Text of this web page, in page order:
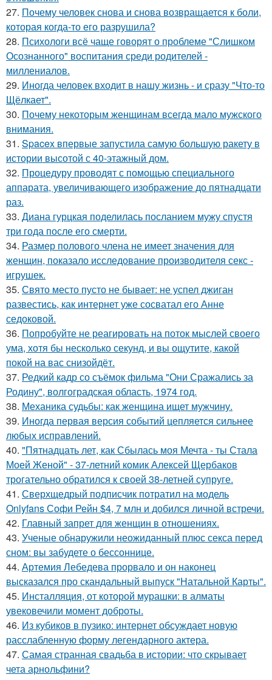
27. Почему человек снова и снова возвращается к боли,
которая когда-то его разрушила?
28. Психологи всё чаще говорят о проблеме "Слишком
Осознанного" воспитания среди родителей -
миллениалов.
29. Иногда человек входит в нашу жизнь - и сразу "Что-то
Щёлкает".
30. Почему некоторым женщинам всегда мало мужского
внимания.
31. Spacex впервые запустила самую большую ракету в
истории высотой с 40-этажный дом.
32. Процедуру проводят с помощью специального
аппарата, увеличивающего изображение до пятнадцати
раз.
33. Диана гурцкая поделилась посланием мужу спустя
три года после его смерти.
34. Размер полового члена не имеет значения для
женщин, показало исследование производителя секс -
игрушек.
35. Свято место пусто не бывает: не успел джиган
развестись, как интернет уже сосватал его Анне
седоковой.
36. Попробуйте не реагировать на поток мыслей своего
ума, хотя бы несколько секунд, и вы ощутите, какой
покой на вас снизойдёт.
37. Редкий кадр со съёмок фильма "Они Сражались за
Родину", волгоградская область, 1974 год.
38. Механика судьбы: как женщина ищет мужчину.
39. Иногда первая версия событий цепляется сильнее
любых исправлений.
40. "Пятнадцать лет, как Сбылась моя Мечта - ты Стала
Моей Женой" - 37-летний комик Алексей Щербаков
трогательно обратился к своей 38-летней супруге.
41. Сверхщедрый подписчик потратил на модель
Onlyfans Софи Рейн $4, 7 млн и добился личной встречи.
42. Главный запрет для женщин в отношениях.
43. Ученые обнаружили неожиданный плюс секса перед
сном: вы забудете о бессоннице.
44. Артемия Лебедева прорвало и он наконец
высказался про скандальный выпуск "Натальной Карты".
45. Инсталляция, от которой мурашки: в алматы
увековечили момент доброты.
46. Из кубиков в пузико: интернет обсуждает новую
расслабленную форму легендарного актера.
47. Самая странная свадьба в истории: что скрывает
чета арнольфини?